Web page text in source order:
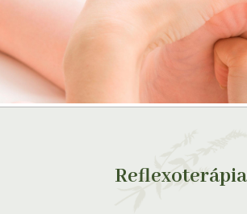
Reflexoterápia